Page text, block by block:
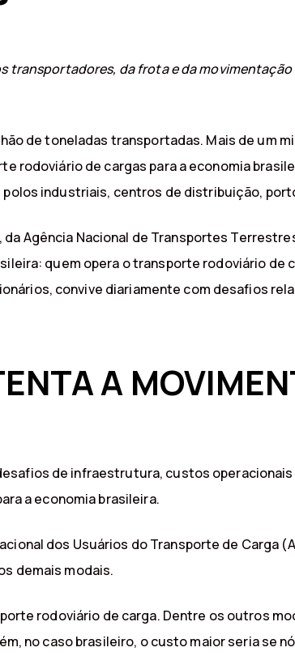
transportadores, da frota e da
de toneladas transportadas. Mais de um
rodoviário de cargas para a economia
industriais, centros de distribuição,
da Agência Nacional de Transportes
quem opera o transporte rodoviário de
convive diariamente com desafios
A
de infraestrutura, custos
a economia brasileira.
dos Usuários do Transporte de Carga
demais modais.
rodoviário de carga. Dentre os outros
no caso brasileiro, o custo maior seria se